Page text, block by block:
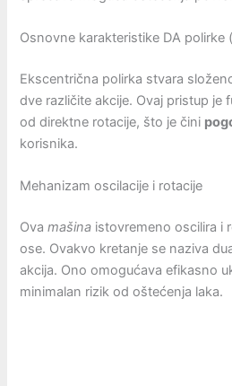
Osnovne karakteristike DA polirke
Ekscentrična polirka stvara
dve različite akcije. Ovaj pristup je
od direktne rotacije, što je čini
korisnika.
Mehanizam oscilacije i rotacije
Ovamašina istovremeno oscilira i
ose. Ovakvo kretanje se naziva
akcija. Ono omogućava efikasno
minimalan rizik od oštećenja laka.